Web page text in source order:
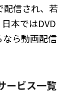
配信され、若
本ではDVD
ら動画配信
ービス一覧